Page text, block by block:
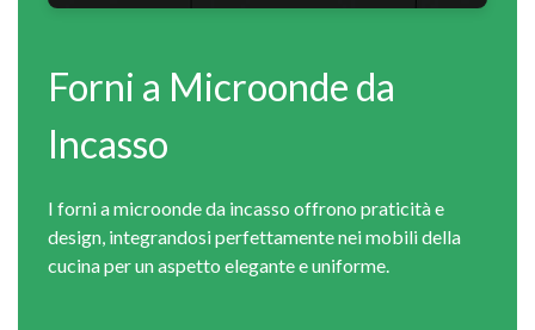
Forni a Microonde da
Incasso
I forni a microonde da incasso offrono praticità e
design, integrandosi perfettamente nei mobili della
cucina per un aspetto elegante e uniforme.